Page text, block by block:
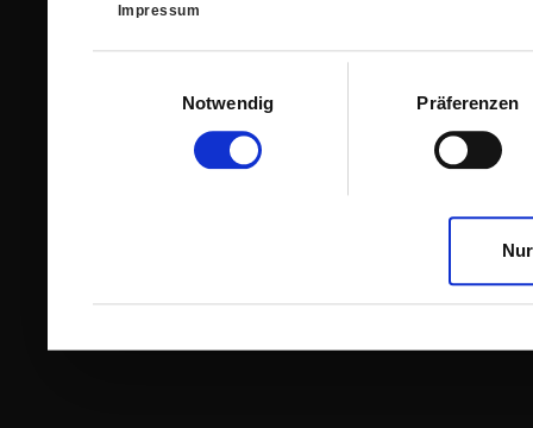
Impressum
Notwendig
Präferenzen